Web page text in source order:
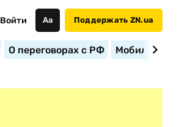
Войти Аа Поддержать ZN.ua
О переговорах с РФ